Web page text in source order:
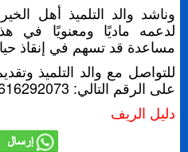
وناشد والد التلميذ أهل
لدعمه ماديًا ومعنويًا في
مساعدة قد تسهم في إنقاذ
للتواصل مع والد التلميذ
على الرقم التالي: 0616292073.
دليل الريف